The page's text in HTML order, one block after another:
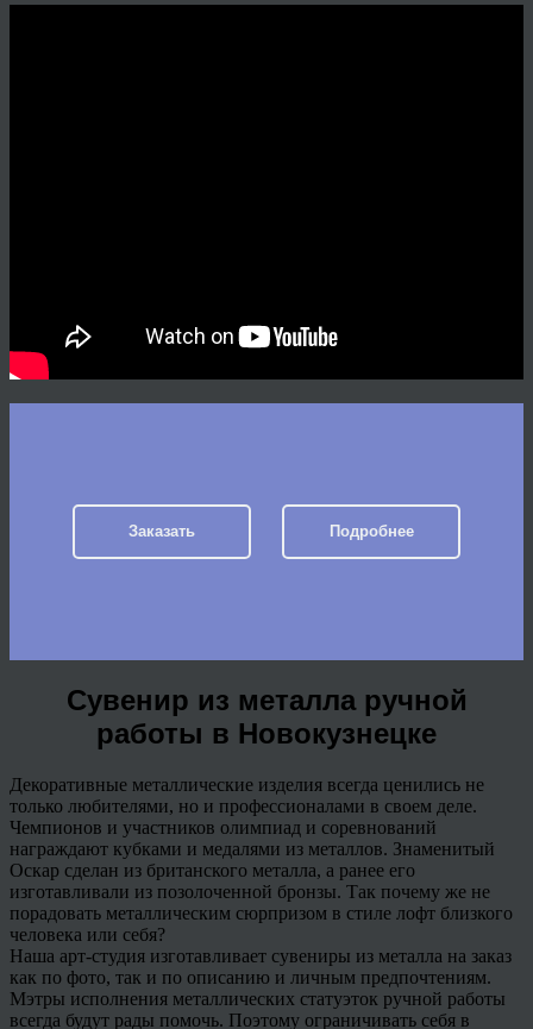
Заказать Подробнее
Сувенир из металла ручной
работы в Новокузнецке
Декоративные металлические изделия всегда ценились не
только любителями, но и профессионалами в своем деле.
Чемпионов и участников олимпиад и соревнований
награждают кубками и медалями из металлов. Знаменитый
Оскар сделан из британского металла, а ранее его
изготавливали из позолоченной бронзы. Так почему же не
порадовать металлическим сюрпризом в стиле лофт близкого
человека или себя?
Наша арт-студия изготавливает сувениры из металла на заказ
как по фото, так и по описанию и личным предпочтениям.
Мэтры исполнения металлических статуэток ручной работы
всегда будут рады помочь. Поэтому ограничивать себя в